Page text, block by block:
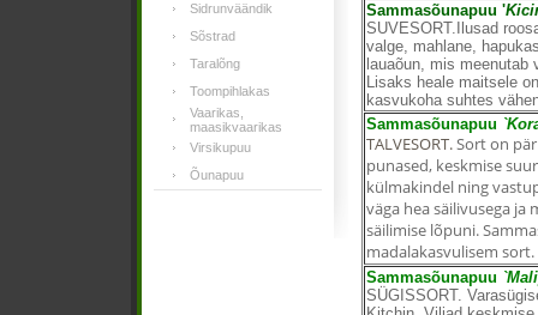
Sidrunväändik
Sõstrad
Taralõng
Toompihlakas
Vaarikas,
maasikvaarikas
Virsikupuu
Õunapuu
Sammasõunapuu '
SUVESORT.Ilusad
valge, mahlane,
lauaõun, mis meenutab
Lisaks heale maitsele
kasvukoha suhtes
Sammasõunapuu
TALVESORT.Sort on
punased, keskmise
külmakindel ning
väga hea säilivusega ja
säilimise lõpuni.
madalakasvulisem sort.
Sammasõunapuu
SÜGISSORT.